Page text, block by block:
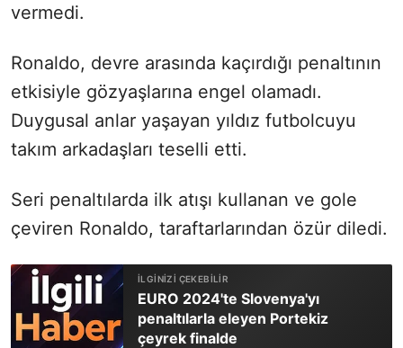
vermedi.
Ronaldo, devre arasında kaçırdığı penaltının
etkisiyle gözyaşlarına engel olamadı.
Duygusal anlar yaşayan yıldız futbolcuyu
takım arkadaşları teselli etti.
Seri penaltılarda ilk atışı kullanan ve gole
çeviren Ronaldo, taraftarlarından özür diledi.
EURO 2024'te Slovenya'yı
penaltılarla eleyen Portekiz
çeyrek finalde